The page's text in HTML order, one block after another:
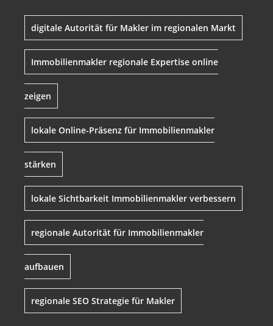
digitale Autorität für Makler im regionalen Markt
Immobilienmakler regionale Expertise online
zeigen
lokale Online-Präsenz für Immobilienmakler
stärken
lokale Sichtbarkeit Immobilienmakler verbessern
regionale Autorität für Immobilienmakler
aufbauen
regionale SEO Strategie für Makler